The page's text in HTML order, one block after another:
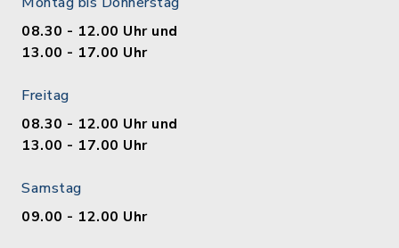
08.30 - 12.00 Uhr und
13.00 - 17.00 Uhr
Freitag
08.30 - 12.00 Uhr und
13.00 - 17.00 Uhr
Samstag
09.00 - 12.00 Uhr